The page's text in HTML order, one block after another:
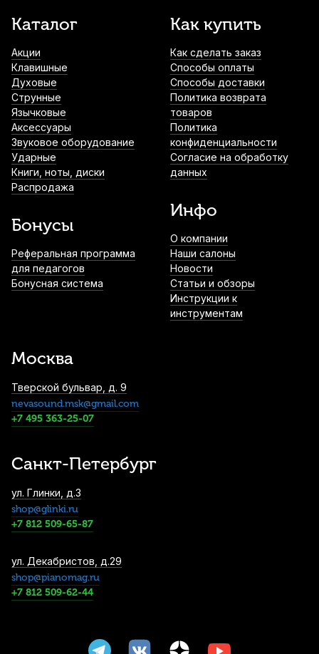
Каталог
Акции
Клавишные
Духовые
Струнные
Язычковые
Аксессуары
Звуковое оборудование
Ударные
Книги, ноты, диски
Распродажа
Бонусы
Реферальная программа
для педагогов
Бонусная система
Как купить
Как сделать заказ
Способы оплаты
Способы доставки
Политика возврата
товаров
Политика
конфиденциальности
Согласие на обработку
данных
Инфо
О компании
Наши салоны
Новости
Статьи и обзоры
Инструкции к
инструментам
Москва
Тверской бульвар, д. 9
nevasound.msk@gmail.com
+7 495 363-25-07
Санкт-Петербург
ул. Глинки, д.3
shop@glinki.ru
+7 812 509-65-87
ул. Декабристов, д.29
shop@pianomag.ru
+7 812 509-62-44